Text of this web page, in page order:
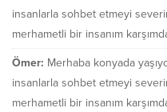
insanlarla sohbet etmeyi
merhametli bir insanım
Ömer: Merhaba konyada
insanlarla sohbet etmeyi
merhametli bir insanım